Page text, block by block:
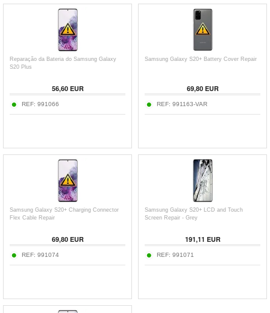
Reparação da Bateria do Samsung Galaxy
S20 Plus
56,60 EUR
REF: 991066
Samsung Galaxy S20+ Battery Cover Repair
69,80 EUR
REF: 991163-VAR
Samsung Galaxy S20+ Charging Connector
Flex Cable Repair
69,80 EUR
REF: 991074
Samsung Galaxy S20+ LCD and Touch
Screen Repair - Grey
191,11 EUR
REF: 991071